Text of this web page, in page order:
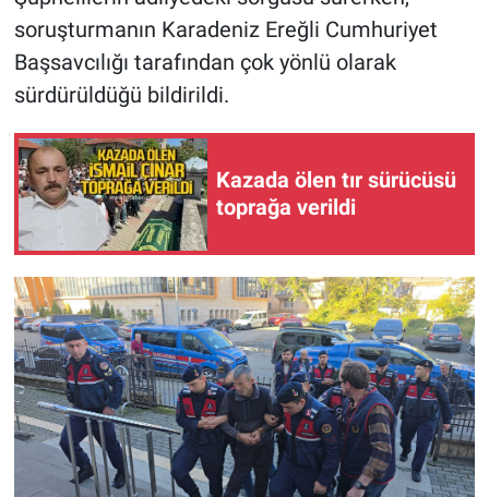
soruşturmanın Karadeniz Ereğli Cumhuriyet
Başsavcılığı tarafından çok yönlü olarak
sürdürüldüğü bildirildi.
Kazada ölen tır sürücüsü
toprağa verildi